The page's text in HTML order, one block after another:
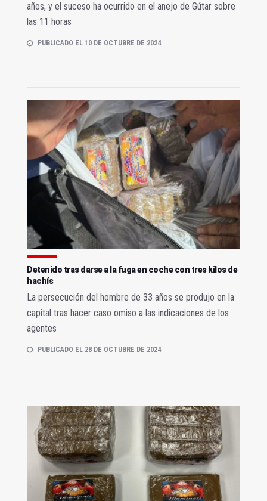
años, y el suceso ha ocurrido en el anejo de Gútar sobre
las 11 horas
PUBLICADO EL 10 DE OCTUBRE DE 2024
Detenido tras darse a la fuga en coche con tres kilos de
hachís
La persecución del hombre de 33 años se produjo en la
capital tras hacer caso omiso a las indicaciones de los
agentes
PUBLICADO EL 28 DE OCTUBRE DE 2024